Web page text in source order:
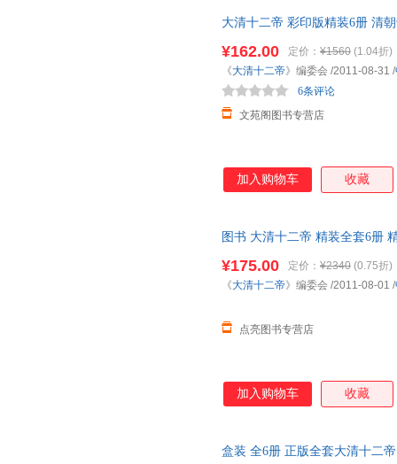
大清十二帝 彩印版精装6册 清
¥162.00 定价： ¥1560 (1.04折)
文苑阁图书专营店
6条评论
《大清十二帝》编委会 /2011-08-31 /
加入购物车 收藏
图书 大清十二帝 精装全套6册
¥175.00 定价： ¥2340 (0.75折)
点亮图书专营店
《大清十二帝》编委会 /2011-08-01 /
加入购物车 收藏
盒装 全6册 正版全套大清十二